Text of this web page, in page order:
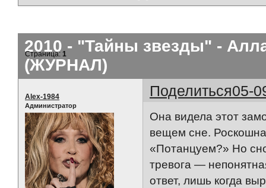
2010 - "Тайны звезды" -
(ЖУРНАЛ)
Страница:1
Поделиться05-
Alex-1984
Администратор
Она видела этот
вещем сне.
«Потанцуем?» Но
тревога —
ответ, лишь когда